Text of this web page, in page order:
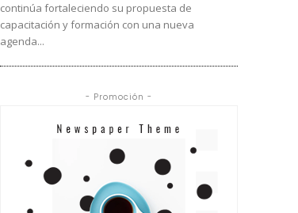
continúa fortaleciendo su propuesta de
capacitación y formación con una nueva
agenda...
- Promoción -